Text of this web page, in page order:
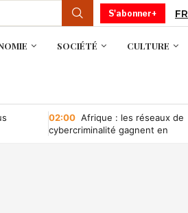
S'abonner+ FR
SOCIÉTÉ CULTURE
02:00 Afrique : les réseaux de
cybercriminalité gagnent en